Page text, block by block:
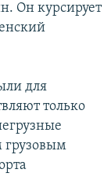
Он курсирует
для
только
грузовым